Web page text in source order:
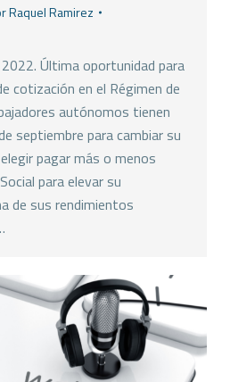
Raquel Ramirez
Última oportunidad para
cotización en el Régimen de
autónomos tienen
septiembre para cambiar su
pagar más o menos
para elevar su
de sus rendimientos